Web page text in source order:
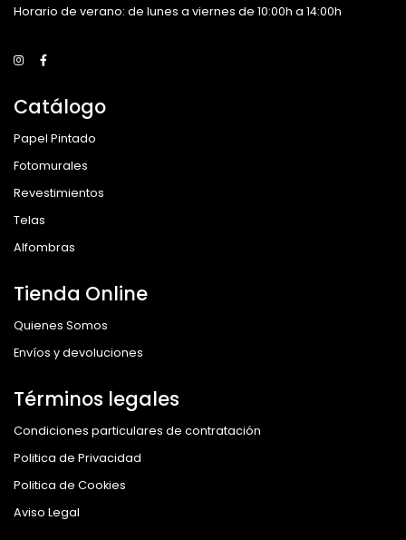
Horario de verano: de lunes a viernes de 10:00h a 14:00h
Catálogo
Papel Pintado
Fotomurales
Revestimientos
Telas
Alfombras
Tienda Online
Quienes Somos
Envíos y devoluciones
Términos legales
Condiciones particulares de contratación
Politica de Privacidad
Politica de Cookies
Aviso Legal